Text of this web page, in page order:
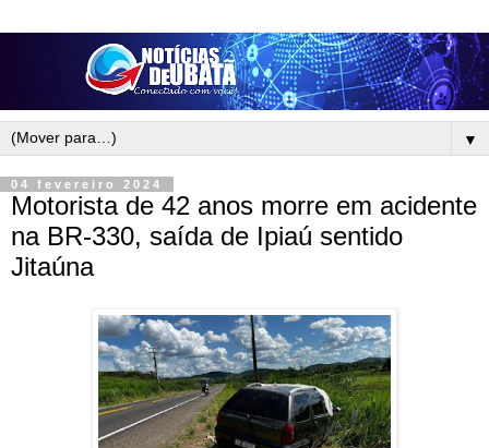
▼
04 fevereiro 2024
Motorista de 42 anos morre em acidente
na BR-330, saída de Ipiaú sentido
Jitaúna